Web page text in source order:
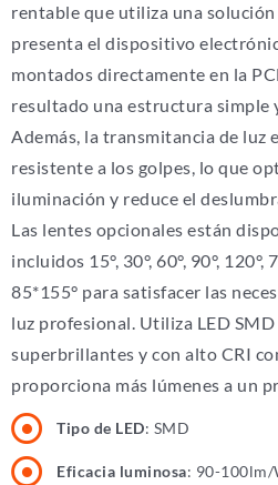
rentable que utiliza una
presenta el dispositivo
montados directamente en la
resultado una estructura simple
Además, la transmitancia de luz
resistente a los golpes, lo que
iluminación y reduce el
Las lentes opcionales están
incluidos 15°, 30°, 60°, 90°, 120°,
85*155° para satisfacer las
luz profesional. Utiliza LED
superbrillantes y con alto CRI
proporciona más lúmenes a un
Tipo de LED: SMD
Eficacia luminosa: 90-100lm/